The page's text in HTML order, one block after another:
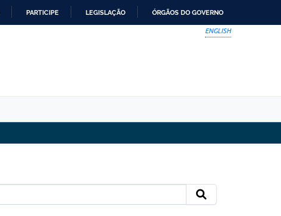
PARTICIPE LEGISLAÇÃO ÓRGÃOS DO GOVERNO
ENGLISH